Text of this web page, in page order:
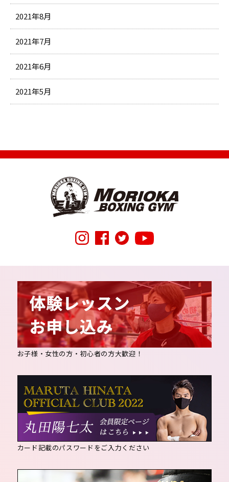
2021年8月
2021年7月
2021年6月
2021年5月
お子様・女性の方・初心者の方大歓迎！
カード記載のパスワードをご入力ください